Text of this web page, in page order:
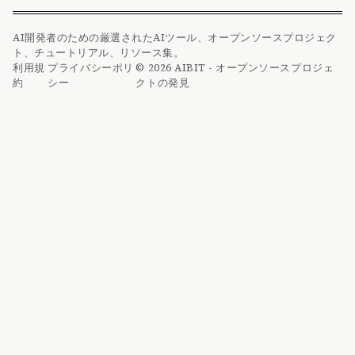
AI開発者のための厳選されたAIツール、オープンソースプロジェク
ト、チュートリアル、リソース集。
利用規
約
プライバシーポリ
シー
© 2026 AIBIT - オープンソースプロジェ
クトの発見